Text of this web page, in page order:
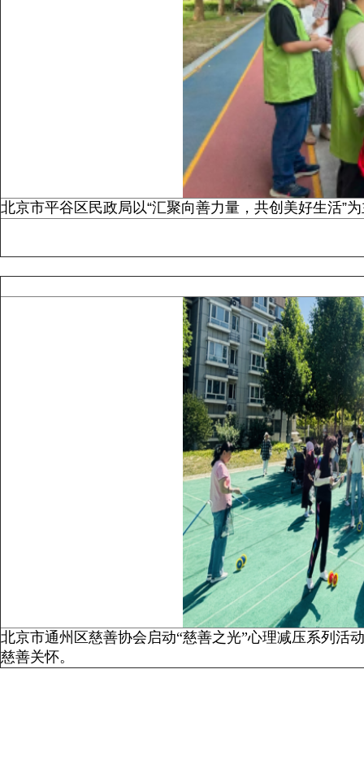
北京市平谷区民政局以“汇聚向善力量，共创美好生活”
北京市通州区慈善协会启动“慈善之光”心理减压系列活
慈善关怀。